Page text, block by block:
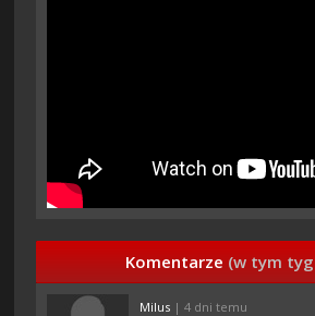
Komentarze (w tym
Milus | 4 dni temu